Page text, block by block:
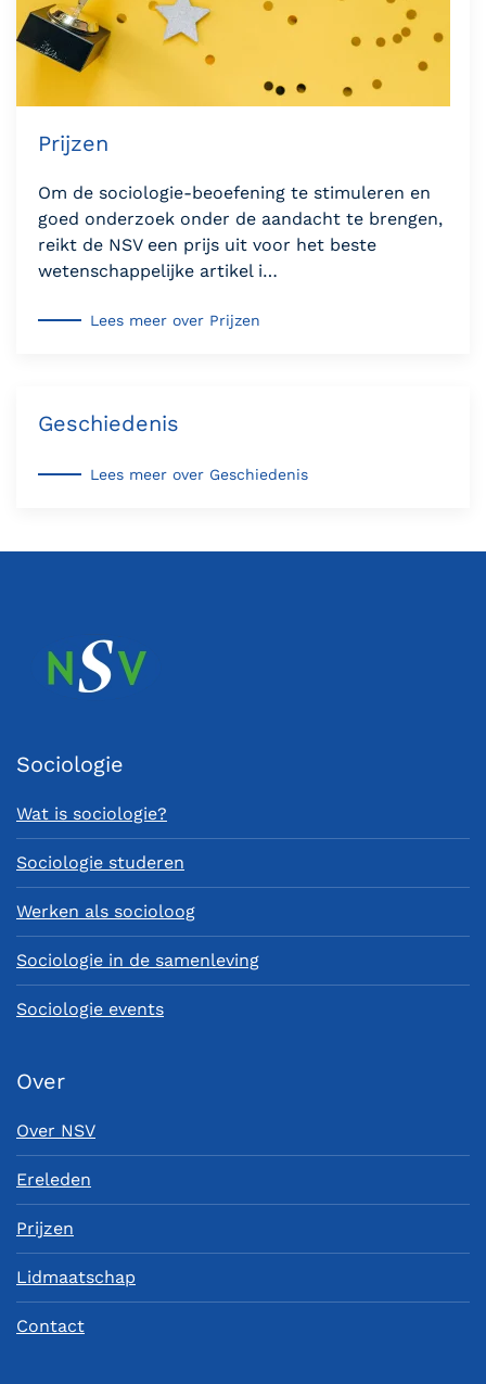
Prijzen
Om de sociologie-beoefening te stimuleren en
goed onderzoek onder de aandacht te brengen,
reikt de NSV een prijs uit voor het beste
wetenschappelijke artikel i…
Lees meer over Prijzen
Geschiedenis
Lees meer over Geschiedenis
Sociologie
Wat is sociologie?
Sociologie studeren
Werken als socioloog
Sociologie in de samenleving
Sociologie events
Over
Over NSV
Ereleden
Prijzen
Lidmaatschap
Contact